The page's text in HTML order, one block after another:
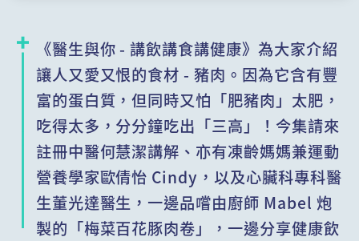
《醫生與你 - 講飲講食講健康》為大家介紹
讓人又愛又恨的食材 - 豬肉。因為它含有豐
富的蛋白質，但同時又怕「肥豬肉」太肥，
吃得太多，分分鐘吃出「三高」！今集請來
註冊中醫何慧潔講解、亦有凍齡媽媽兼運動
營養學家歐倩怡 Cindy，以及心臟科專科醫
生董光達醫生，一邊品嚐由廚師 Mabel 炮
製的「梅菜百花豚肉卷」，一邊分享健康飲